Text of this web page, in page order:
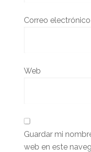
Correo electrónico
Web
Guardar mi
web en este